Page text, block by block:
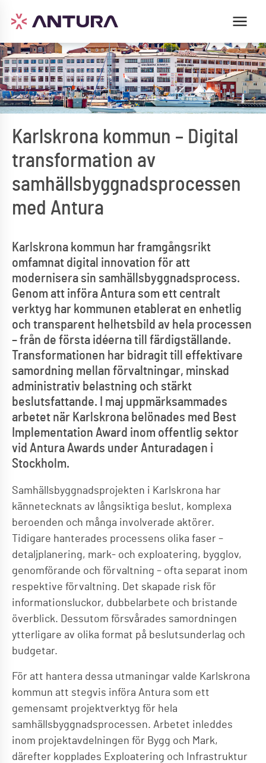
Karlskrona kommun – Digital
transformation av
samhällsbyggnadsprocessen
med Antura
Karlskrona kommun har framgångsrikt
omfamnat digital innovation för att
modernisera sin samhällsbyggnadsprocess.
Genom att införa Antura som ett centralt
verktyg har kommunen etablerat en enhetlig
och transparent helhetsbild av hela processen
– från de första idéerna till färdigställande.
Transformationen har bidragit till effektivare
samordning mellan förvaltningar, minskad
administrativ belastning och stärkt
beslutsfattande. I maj uppmärksammades
arbetet när Karlskrona belönades med Best
Implementation Award inom offentlig sektor
vid Antura Awards under Anturadagen i
Stockholm.
Samhällsbyggnadsprojekten i Karlskrona har
kännetecknats av långsiktiga beslut, komplexa
beroenden och många involverade aktörer.
Tidigare hanterades processens olika faser –
detaljplanering, mark- och exploatering, bygglov,
genomförande och förvaltning – ofta separat inom
respektive förvaltning. Det skapade risk för
informationsluckor, dubbelarbete och bristande
överblick. Dessutom försvårades samordningen
ytterligare av olika format på beslutsunderlag och
budgetar.
För att hantera dessa utmaningar valde Karlskrona
kommun att stegvis införa Antura som ett
gemensamt projektverktyg för hela
samhällsbyggnadsprocessen. Arbetet inleddes
inom projektavdelningen för Bygg och Mark,
därefter kopplades Exploatering och Infrastruktur